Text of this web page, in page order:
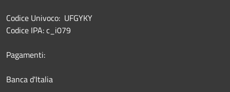
Codice Univoco: UFGYKY
Codice IPA: c_i079
Pagamenti:
Banca d'Italia